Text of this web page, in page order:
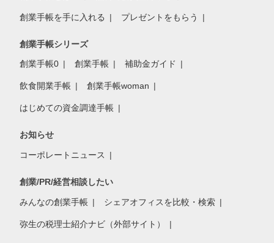
創業手帳を手に入れる プレゼントをもらう
創業手帳シリーズ
創業手帳0 創業手帳 補助金ガイド
飲食開業手帳 創業手帳woman
はじめての資金調達手帳
お知らせ
コーポレートニュース
創業/PR/経営相談したい
みんなの創業手帳 シェアオフィスを比較・検索
弥生の税理士紹介ナビ（外部サイト）